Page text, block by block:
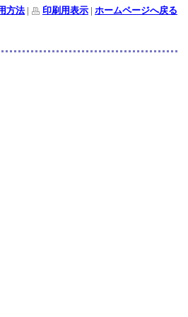
方法| 印刷用表示 ホームページへ戻る